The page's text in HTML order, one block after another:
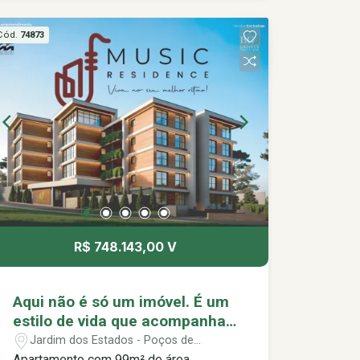
valorização. Localizado em um
empreendimento com proposta
contemporânea, pensado para quem
valoriza qualidade de vida e um estilo
de vida mais leve.
74873
R$ 748.143,00 V
Aqui não é só um imóvel. É um
estilo de vida que acompanha
o seu ritmo. Music Residence,
Jardim dos Estados - Poços de